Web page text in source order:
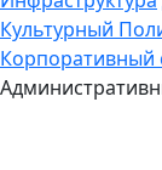
Культурный
Корпоративный